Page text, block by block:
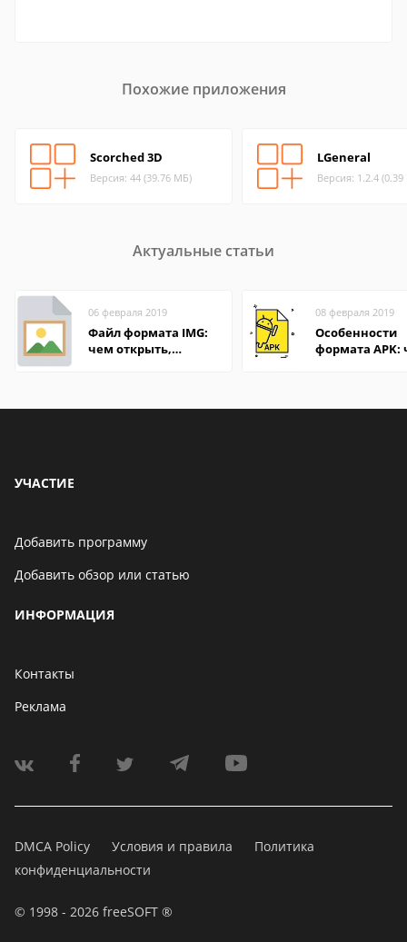
Похожие приложения
Scorched 3D
Версия: 44 (39.76 МБ)
LGeneral
Версия: 1.2.4
Актуальные статьи
06 февраля 2019
Файл формата IMG:
чем открыть,
08 февраля 2019
Особенности
формата APK:
УЧАСТИЕ
Добавить программу
Добавить обзор или статью
ИНФОРМАЦИЯ
Контакты
Реклама
DMCA Policy Условия и правила
Политика
конфиденциальности
© 1998 - 2026 freeSOFT ®